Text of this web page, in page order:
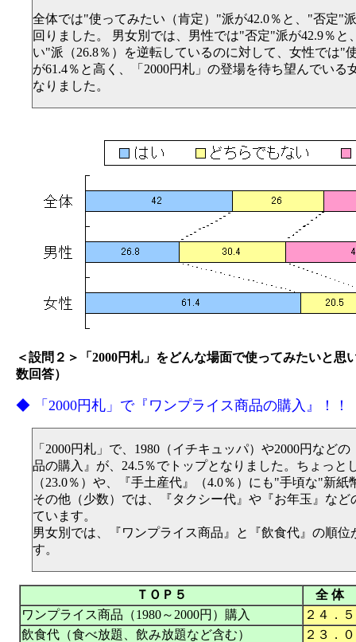
全体では"使ってみたい（肯定）"派が42.0％と、"否定"
回りました。 男女別では、男性では"否定"派が42.9％と
い"派（26.8％）を逆転しているのに対して、女性では"
が61.4％と高く、「2000円札」の登場を待ち望んでいる
なりました。
＜設問２＞「2000円札」をどんな場面で使ってみたいと思
数回答）
◆ 「2000円札」で『ワンプライス商品の購入』！！
「2000円札」で、1980（イチキュッパ）や2000円など
品の購入』が、24.5％でトップとなりました。ちょっと
（23.0％）や、『手土産代』（4.0％）にも"手頃な"新紙
その他（少数）では、『タクシー代』や『お年玉』など
ています。
男女別では、『ワンプライス商品』と『飲食代』の順位
す。
ＴＯＰ５
全 体
ワンプライス商品（1980～2000円）購入
２４．５
飲食代（食べ放題、飲み放題など含む）
２３．０